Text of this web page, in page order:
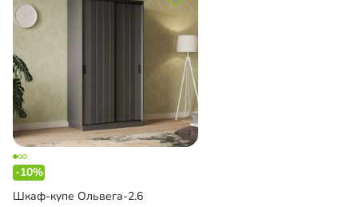
-10%
Шкаф-купе Ольвега-2.6